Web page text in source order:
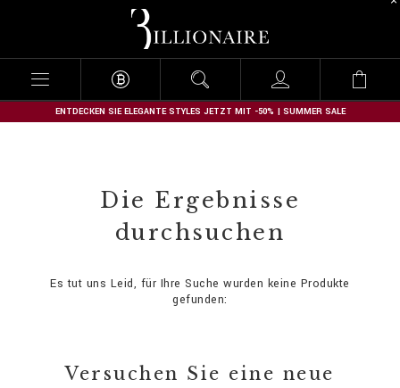
l
l
o
n
ENTDECKEN SIE ELEGANTE STYLES JETZT MIT -50% | SUMMER SALE
Die Ergebnisse
durchsuchen
Es tut uns Leid, für Ihre Suche wurden keine Produkte
gefunden:
Versuchen Sie eine neue